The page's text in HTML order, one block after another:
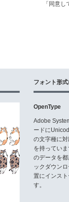
「同意
フォント形
OpenType
Adobe
ードに
の文字種に
を持ってい
のデータを
ックダウン
置にインス
す。